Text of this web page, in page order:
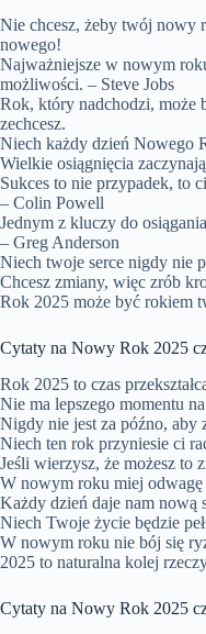
Nie chcesz, żeby twój nowy
nowego!
Najważniejsze w nowym
możliwości. – Steve Jobs
Rok, który nadchodzi,
zechcesz.
Niech każdy dzień Nowego
Wielkie osiągnięcia
Sukces to nie przypadek, to
– Colin Powell
Jednym z kluczy do
– Greg Anderson
Niech twoje serce nigdy nie
Chcesz zmiany, więc zrób
Rok 2025 może być rokiem
Cytaty na Nowy Rok 2025
Rok 2025 to czas
Nie ma lepszego momentu
Nigdy nie jest za późno, aby
Niech ten rok przyniesie ci
Jeśli wierzysz, że możesz to
W nowym roku miej odwagę
Każdy dzień daje nam nową
Niech Twoje życie będzie
W nowym roku nie bój się
2025 to naturalna kolej
Cytaty na Nowy Rok 2025